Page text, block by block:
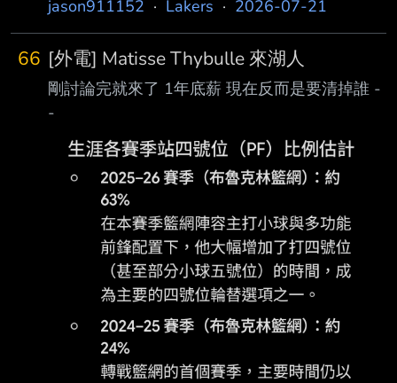
jason911152 · Lakers · 2026-07-21
66 [外電] Matisse Thybulle 來湖人
剛討論完就來了 1年底薪 現在反而是要清掉誰 -
-